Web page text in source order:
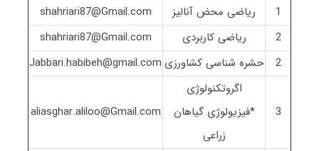
1
ریاضی محض آنالیز
shahriari87@Gmail.com
2
ریاضی کاربردی
shahriari87@Gmail.com
2
حشره شناسی کشاورزی Jabbari.habibeh@gmail.com
3
اگروتکنولوژی
*فیزیولوژی گیاهان
زراعی
aliasghar.aliloo@Gmail.com